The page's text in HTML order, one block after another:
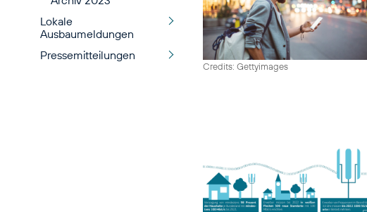
Lokale
Ausbaumeldungen
Pressemitteilungen
Credits: Gettyimages